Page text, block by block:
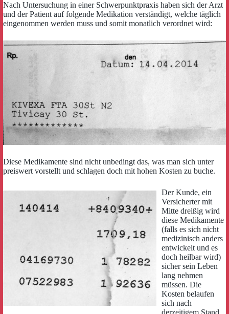
Nach Untersuchung in einer Schwerpunktpraxis haben sich der Arzt
und der Patient auf folgende Medikation verständigt, welche täglich
eingenommen werden muss und somit monatlich verordnet wird:
Diese Medikamente sind nicht unbedingt das, was man sich unter
preiswert vorstellt und schlagen doch mit hohen Kosten zu buche.
Der Kunde, ein
Versicherter mit
Mitte dreißig wird
diese Medikamente
(falls es sich nicht
medizinisch anders
entwickelt und es
doch heilbar wird)
sicher sein Leben
lang nehmen
müssen. Die
Kosten belaufen
sich nach
derzeitigem Stand